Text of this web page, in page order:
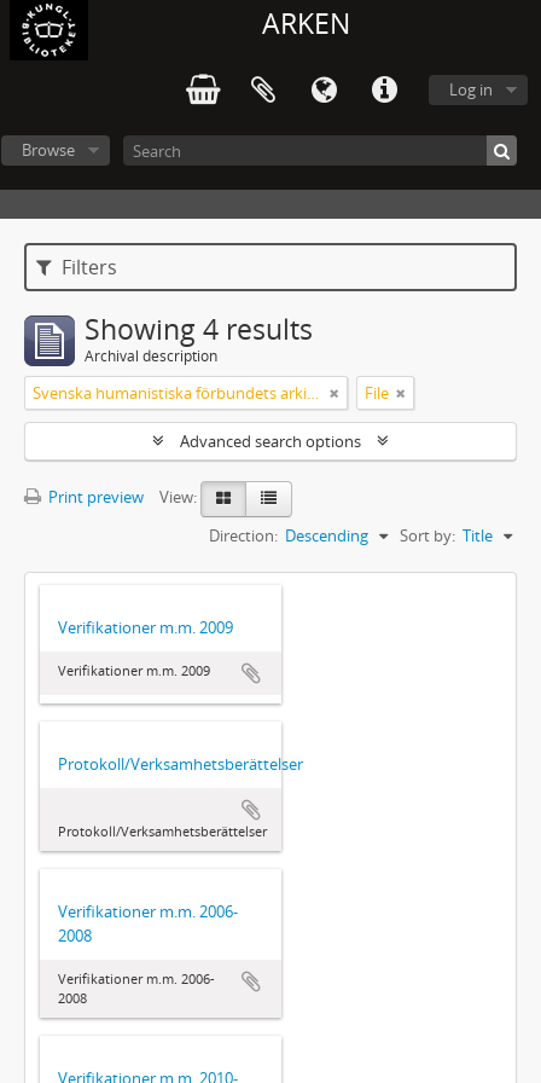
ARKEN
Log in
Browse
Filters
Showing 4 results
Archival description
Svenska humanistiska förbundets arkiv: handlingar 2003-2012 File
Advanced search options
Print preview
View:
Sort by: Title
Direction: Descending
Verifikationer m.m. 2009
Verifikationer m.m. 2009
Protokoll/Verksamhetsberättelser
Protokoll/Verksamhetsberättelser
Verifikationer m.m. 2006-
2008
Verifikationer m.m. 2006-
2008
Verifikationer m.m. 2010-